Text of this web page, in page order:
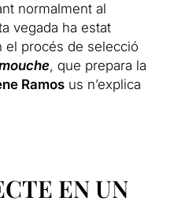
normalment al
vegada ha estat
procés de selecció
, que prepara la
Ramosus n’explica
EN UN